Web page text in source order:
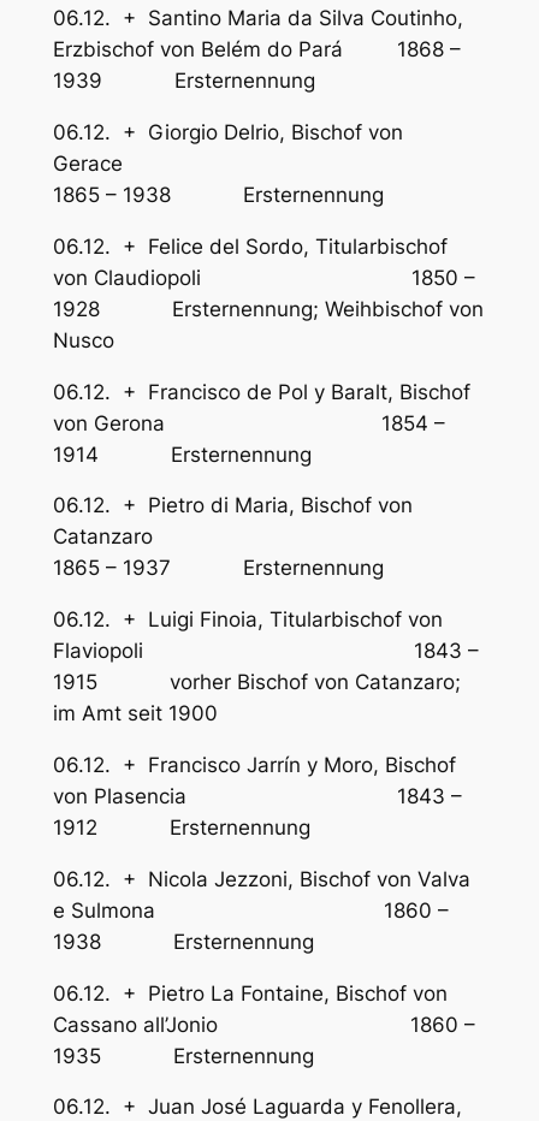
06.12. + Santino Maria da Silva Coutinho,
Erzbischof von Belém do Pará 1868 –
1939 Ersternennung
06.12. + Giorgio Delrio, Bischof von
Gerace
1865 – 1938 Ersternennung
06.12. + Felice del Sordo, Titularbischof
von Claudiopoli 1850 –
1928 Ersternennung; Weihbischof von
Nusco
06.12. + Francisco de Pol y Baralt, Bischof
von Gerona 1854 –
1914 Ersternennung
06.12. + Pietro di Maria, Bischof von
Catanzaro
1865 – 1937 Ersternennung
06.12. + Luigi Finoia, Titularbischof von
Flaviopoli 1843 –
1915 vorher Bischof von Catanzaro;
im Amt seit 1900
06.12. + Francisco Jarrín y Moro, Bischof
von Plasencia 1843 –
1912 Ersternennung
06.12. + Nicola Jezzoni, Bischof von Valva
e Sulmona 1860 –
1938 Ersternennung
06.12. + Pietro La Fontaine, Bischof von
Cassano all’Jonio 1860 –
1935 Ersternennung
06.12. + Juan José Laguarda y Fenollera,